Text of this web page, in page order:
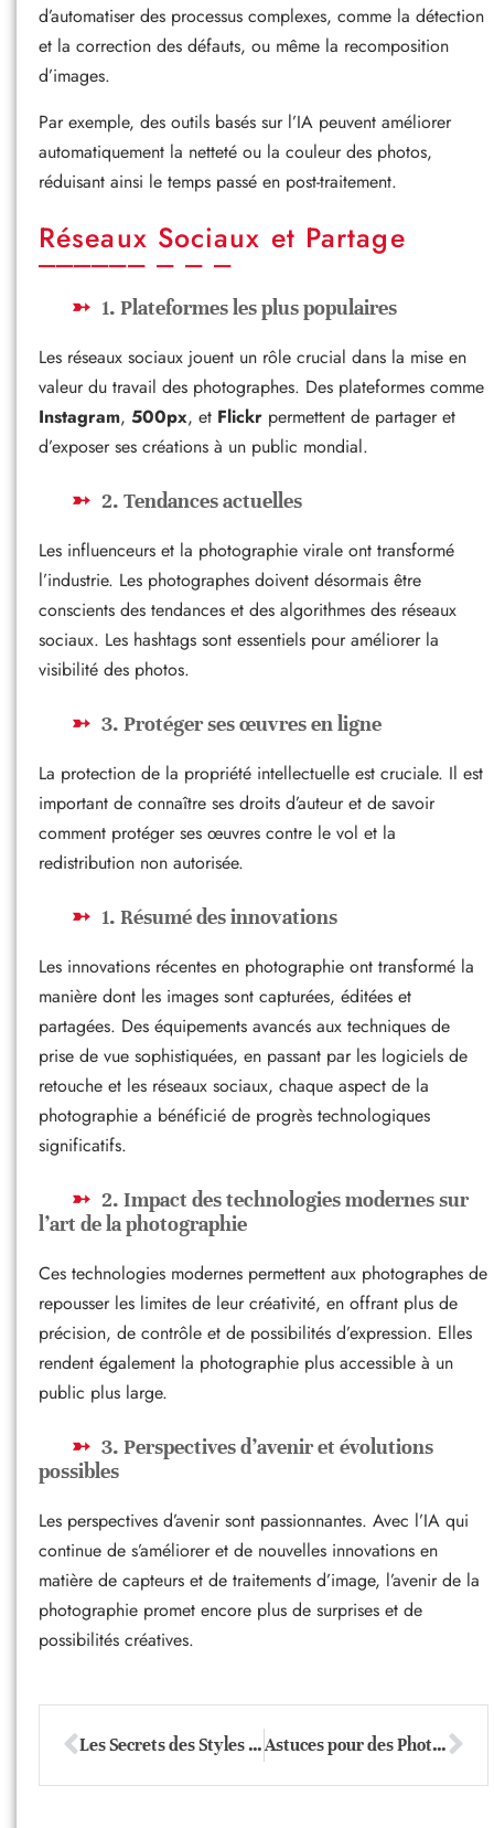
d’automatiser des processus complexes, comme la détection
et la correction des défauts, ou même la recomposition
d’images.
Par exemple, des outils basés sur l’IA peuvent améliorer
automatiquement la netteté ou la couleur des photos,
réduisant ainsi le temps passé en post-traitement.
Réseaux Sociaux et Partage
1. Plateformes les plus populaires
Les réseaux sociaux jouent un rôle crucial dans la mise en
valeur du travail des photographes. Des plateformes comme
Instagram, 500px, et Flickr permettent de partager et
d’exposer ses créations à un public mondial.
2. Tendances actuelles
Les influenceurs et la photographie virale ont transformé
l’industrie. Les photographes doivent désormais être
conscients des tendances et des algorithmes des réseaux
sociaux. Les hashtags sont essentiels pour améliorer la
visibilité des photos.
3. Protéger ses œuvres en ligne
La protection de la propriété intellectuelle est cruciale. Il est
important de connaître ses droits d’auteur et de savoir
comment protéger ses œuvres contre le vol et la
redistribution non autorisée.
1. Résumé des innovations
Les innovations récentes en photographie ont transformé la
manière dont les images sont capturées, éditées et
partagées. Des équipements avancés aux techniques de
prise de vue sophistiquées, en passant par les logiciels de
retouche et les réseaux sociaux, chaque aspect de la
photographie a bénéficié de progrès technologiques
significatifs.
2. Impact des technologies modernes sur
l’art de la photographie
Ces technologies modernes permettent aux photographes de
repousser les limites de leur créativité, en offrant plus de
précision, de contrôle et de possibilités d’expression. Elles
rendent également la photographie plus accessible à un
public plus large.
3. Perspectives d’avenir et évolutions
possibles
Les perspectives d’avenir sont passionnantes. Avec l’IA qui
continue de s’améliorer et de nouvelles innovations en
matière de capteurs et de traitements d’image, l’avenir de la
photographie promet encore plus de surprises et de
possibilités créatives.
Les Secrets des Styles Photo Vintage : Inspiration et Techniques Astuces pour des Photos Créatives : Libérez Votre Imagination Photographique